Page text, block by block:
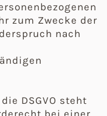
zum Zwecke der
nach
DSGVO steht
bei einer